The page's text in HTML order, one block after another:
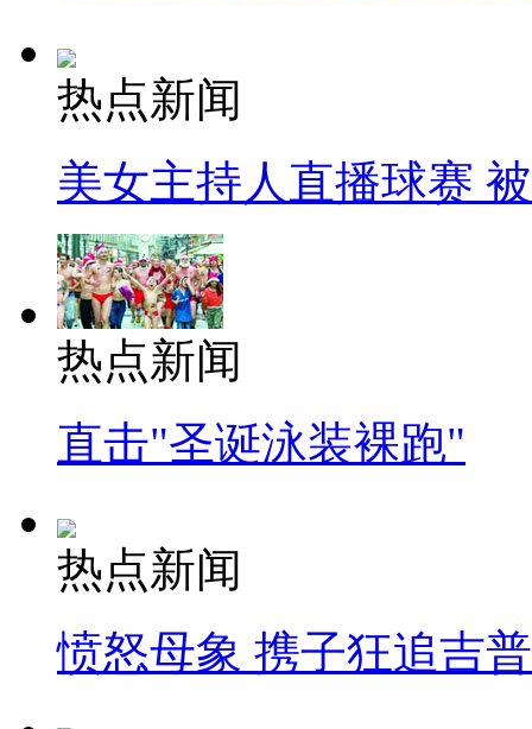
热点新闻
美女主持人直播球赛
热点新闻
直击"圣诞泳装裸跑"
热点新闻
愤怒母象 携子狂追吉